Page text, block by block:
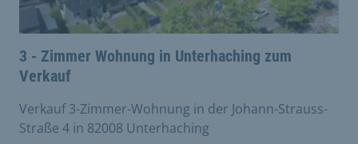
3 - Zimmer Wohnung in Unterhaching zum
Verkauf
Verkauf 3-Zimmer-Wohnung in der Johann-Strauss-
Straße 4 in 82008 Unterhaching